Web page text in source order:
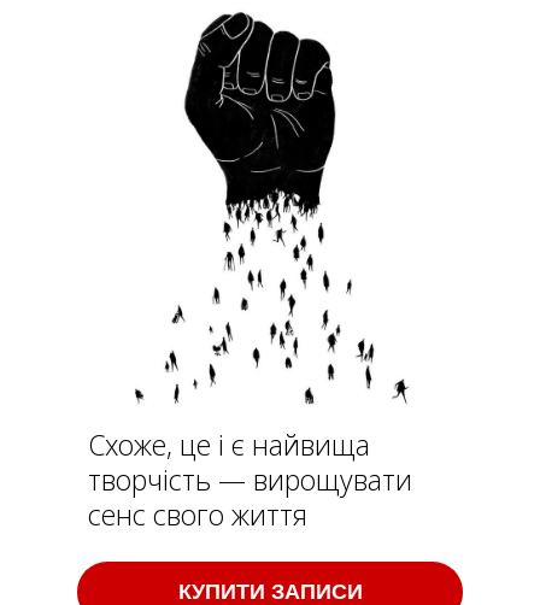
Схоже, це і є найвища
творчість — вирощувати
сенс свого життя
КУПИТИ ЗАПИСИ